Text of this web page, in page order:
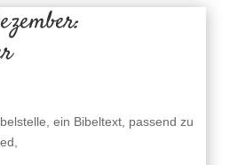
ein Bibeltext, passend zu